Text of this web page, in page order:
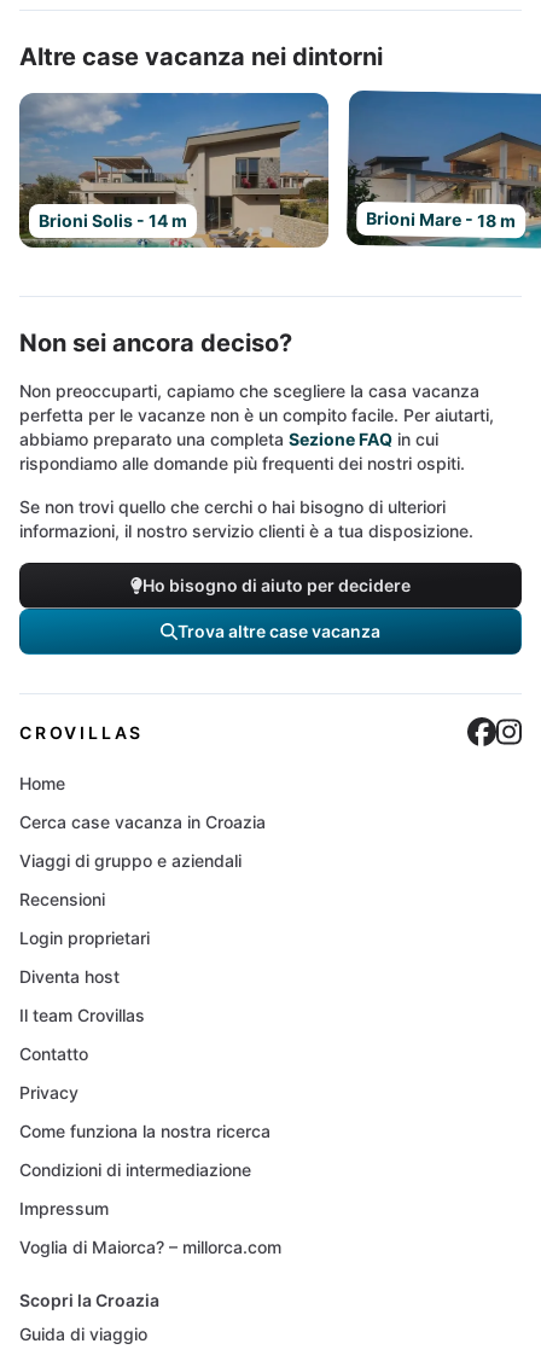
Altre case vacanza nei dintorni
Brioni Solis - 14 m Brioni Mare - 18 m
Non sei ancora deciso?
Non preoccuparti, capiamo che scegliere la casa vacanza
perfetta per le vacanze non è un compito facile. Per aiutarti,
abbiamo preparato una completa Sezione FAQ in cui
rispondiamo alle domande più frequenti dei nostri ospiti.
Se non trovi quello che cerchi o hai bisogno di ulteriori
informazioni, il nostro servizio clienti è a tua disposizione.
Ho bisogno di aiuto per decidere
Trova altre case vacanza
CROVILLAS
Home
Cerca case vacanza in Croazia
Viaggi di gruppo e aziendali
Recensioni
Login proprietari
Diventa host
Il team Crovillas
Contatto
Privacy
Come funziona la nostra ricerca
Condizioni di intermediazione
Impressum
Voglia di Maiorca? – millorca.com
Scopri la Croazia
Guida di viaggio